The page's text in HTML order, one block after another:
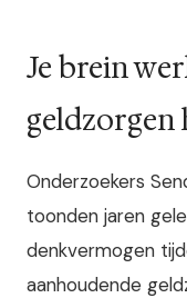
Je brein
geldzorgen
Onderzoekers
toonden jaren
denkvermogen
aanhoudende